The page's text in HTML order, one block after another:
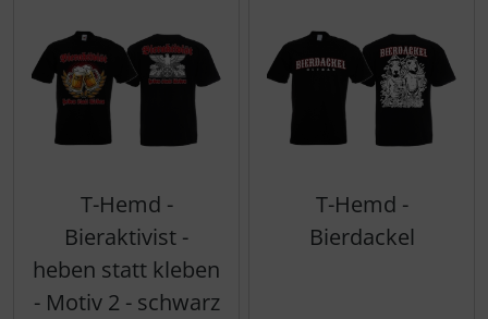
T-Hemd -
Bieraktivist -
heben statt kleben
- Motiv 2 - schwarz
T-Hemd -
Bierdackel